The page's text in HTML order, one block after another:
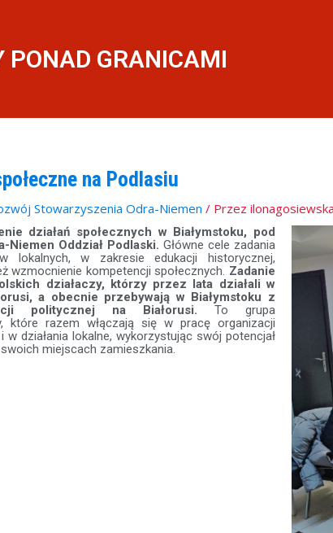
PONAD GRANICAMI
na Podlasiu
Stowarzyszenia Odra-Niemen / Przez ilonagosiewska
działań społecznych w Białymstoku, pod
Niemen Oddział Podlaski. Główne cele zadania
lokalnych, w zakresie edukacji historycznej,
wzmocnienie kompetencji społecznych. Zadanie
działaczy, którzy przez lata działali w
a obecnie przebywają w Białymstoku z
politycznej na Białorusi. To grupa
które razem włączają się w pracę organizacji
działania lokalne, wykorzystując swój potencjał
miejscach zamieszkania.